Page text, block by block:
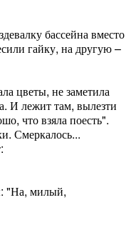
бассейна вместо
гайку, на другую –
цветы, не заметила
И лежит там, вылезти
что взяла поесть".
Смеркалось...
"На, милый,